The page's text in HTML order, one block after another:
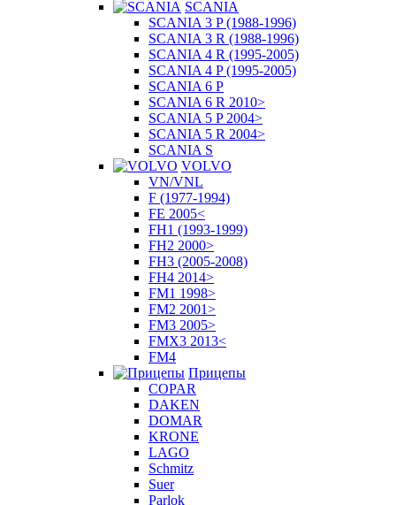
SCANIA
SCANIA 3 P (1988-1996)
SCANIA 3 R (1988-1996)
SCANIA 4 R (1995-2005)
SCANIA 4 P (1995-2005)
SCANIA 6 P
SCANIA 6 R 2010>
SCANIA 5 P 2004>
SCANIA 5 R 2004>
SCANIA S
VOLVO
VN/VNL
F (1977-1994)
FE 2005<
FH1 (1993-1999)
FH2 2000>
FH3 (2005-2008)
FH4 2014>
FM1 1998>
FM2 2001>
FM3 2005>
FMX3 2013<
FM4
Прицепы
COPAR
DAKEN
DOMAR
KRONE
LAGO
Schmitz
Suer
Parlok